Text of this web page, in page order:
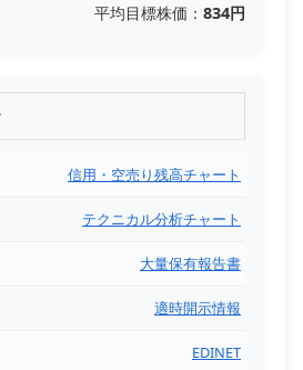
平均目標株価： 834円
信用・空売り残高チャート
テクニカル分析チャート
大量保有報告書
適時開示情報
EDINET